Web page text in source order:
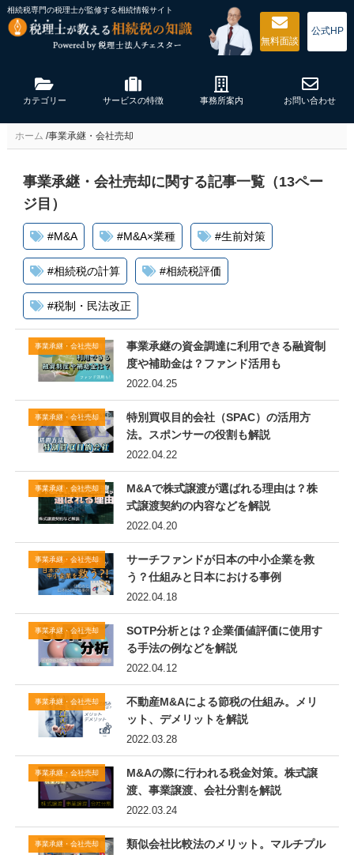
相続税専門の税理士が監修する相続情報サイト
無料面談
公式HP
カテゴリー サービスの特徴 事務所案内 お問い合わせ
ホーム /事業承継・会社売却
事業承継・会社売却に関する記事一覧（13ペー
ジ目）
#M&A #M&A×業種 #生前対策
#相続税の計算 #相続税評価
#税制・民法改正
事業承継・会社売却
2022.04.25
事業承継の資金調達に利用できる融資制
度や補助金は？ファンド活用も
事業承継・会社売却
2022.04.22
特別買収目的会社（SPAC）の活用方
法。スポンサーの役割も解説
事業承継・会社売却
2022.04.20
M&Aで株式譲渡が選ばれる理由は？株
式譲渡契約の内容などを解説
事業承継・会社売却
2022.04.18
サーチファンドが日本の中小企業を救
う？仕組みと日本における事例
事業承継・会社売却
2022.04.12
SOTP分析とは？企業価値評価に使用す
る手法の例などを解説
事業承継・会社売却
2022.03.28
不動産M&Aによる節税の仕組み。メリ
ット、デメリットを解説
事業承継・会社売却
2022.03.24
M&Aの際に行われる税金対策。株式譲
渡、事業譲渡、会社分割を解説
事業承継・会社売却
類似会社比較法のメリット。マルチプル